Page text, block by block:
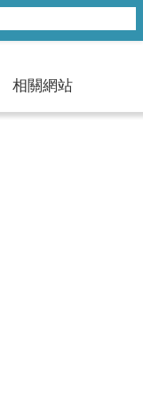
相關網站